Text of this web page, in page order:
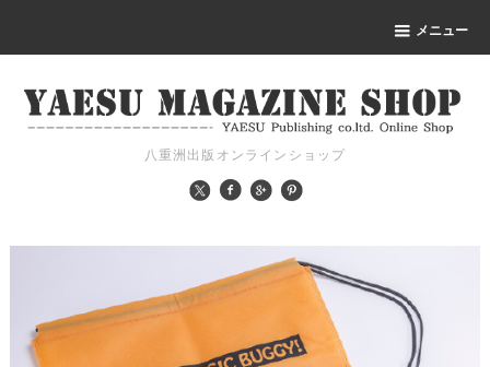
メニュー
八重洲出版オンラインショップ